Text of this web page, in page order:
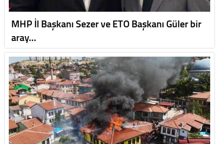
MHP İl Başkanı Sezer ve ETO Başkanı Güler bir
aray…